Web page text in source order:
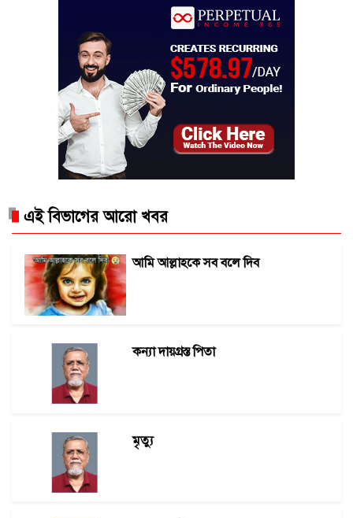
এই বিভাগের আরো খবর
আমি আল্লাহকে সব বলে দিব
কন্যা দায়গ্রস্ত পিতা
মৃত্যু